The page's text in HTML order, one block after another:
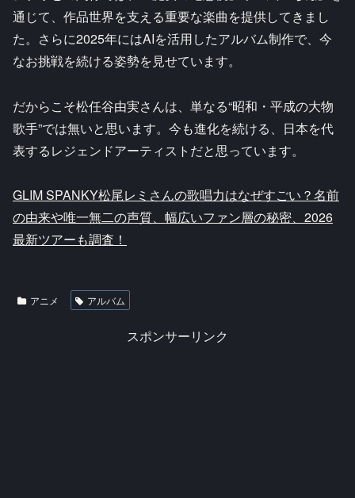
通じて、作品世界を支える重要な楽曲を提供してきまし
た。さらに2025年にはAIを活用したアルバム制作で、今
なお挑戦を続ける姿勢を見せています。
だからこそ松任谷由実さんは、単なる“昭和・平成の大物
歌手”では無いと思います。今も進化を続ける、日本を代
表するレジェンドアーティストだと思っています。
GLIM SPANKY松尾レミさんの歌唱力はなぜすごい？名前
の由来や唯一無二の声質、幅広いファン層の秘密、2026
最新ツアーも調査！
アニメ アルバム
スポンサーリンク